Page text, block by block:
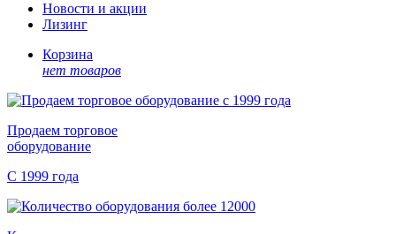
Новости и акции
Лизинг
Корзина
нет товаров
Продаем торговое
оборудование
С 1999 года